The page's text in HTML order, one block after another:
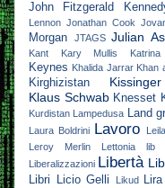
John Fitzgerald
Lennon Jonathan Cook
Morgan
JTAGS Julian
Kant Kary Mullis Katrina
Keynes Khalida Jarrar Khan
Kirghizistan Kissinger
Klaus Schwab Knesset
Kurdistan Lampedusa Land
Laura Boldrini Lavoro
Leroy Merlin
Lettonia lib
Liberalizzazioni Libertà
Libri Licio Gelli Likud Lira